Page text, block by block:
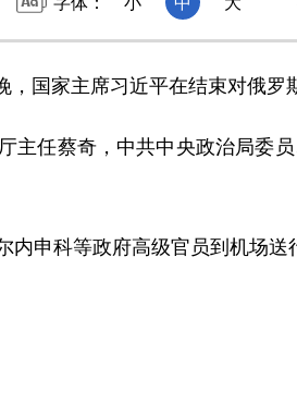
家主席习近平在结束对俄罗
任蔡奇，中共中央政治局委
申科等政府高级官员到机场送